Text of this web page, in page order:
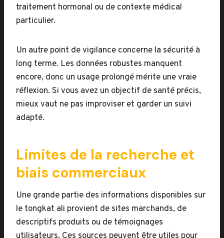
traitement hormonal ou de contexte médical
particulier.
Un autre point de vigilance concerne la sécurité à
long terme. Les données robustes manquent
encore, donc un usage prolongé mérite une vraie
réflexion. Si vous avez un objectif de santé précis,
mieux vaut ne pas improviser et garder un suivi
adapté.
Limites de la recherche et
biais commerciaux
Une grande partie des informations disponibles sur
le tongkat ali provient de sites marchands, de
descriptifs produits ou de témoignages